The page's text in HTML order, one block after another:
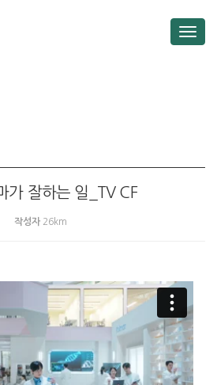
가 잘하는 일_TV CF
작성자26km